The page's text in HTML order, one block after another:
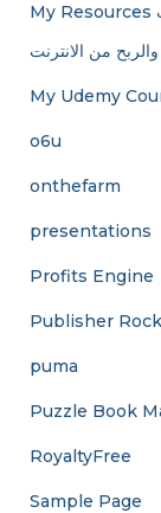
My Resources المصادر التي أعتمد عليها في مجال نشر الكتب
والربح من الانترنت
My Udemy
o6u
onthefarm
presentations
Profits Engine
Publisher
puma
Puzzle Book
RoyaltyFree
Sample Page